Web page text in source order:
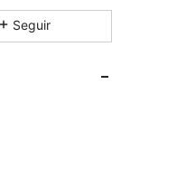
Seguir